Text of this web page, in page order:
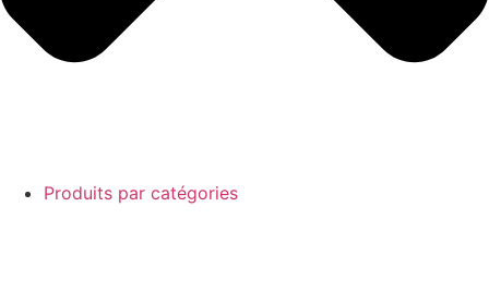
Produits par catégories